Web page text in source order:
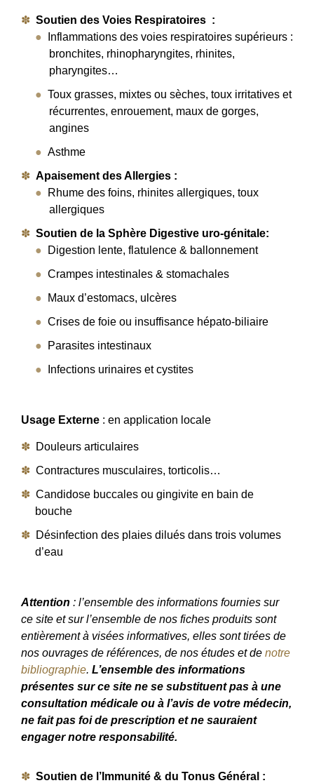
Soutien des Voies Respiratoires :
Inflammations des voies respiratoires supérieurs :
bronchites, rhinopharyngites, rhinites,
pharyngites…
Toux grasses, mixtes ou sèches, toux irritatives et
récurrentes, enrouement, maux de gorges,
angines
Asthme
Apaisement des Allergies :
Rhume des foins, rhinites allergiques, toux
allergiques
Soutien de la Sphère Digestive uro-génitale:
Digestion lente, flatulence & ballonnement
Crampes intestinales & stomachales
Maux d’estomacs, ulcères
Crises de foie ou insuffisance hépato-biliaire
Parasites intestinaux
Infections urinaires et cystites
Usage Externe : en application locale
Douleurs articulaires
Contractures musculaires, torticolis…
Candidose buccales ou gingivite en bain de
bouche
Désinfection des plaies dilués dans trois volumes
d’eau
Attention : l’ensemble des informations fournies sur
ce site et sur l’ensemble de nos fiches produits sont
entièrement à visées informatives, elles sont tirées de
nos ouvrages de références, de nos études et de notre
bibliographie. L’ensemble des informations
présentes sur ce site ne se substituent pas à une
consultation médicale ou à l’avis de votre médecin,
ne fait pas foi de prescription et ne sauraient
engager notre responsabilité.
Soutien de l’Immunité & du Tonus Général :